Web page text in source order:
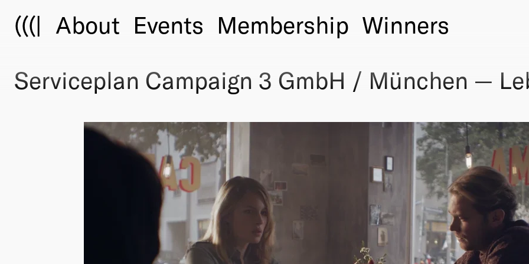
(((| About Events Membership Winners
Serviceplan Campaign 3 GmbH / München —